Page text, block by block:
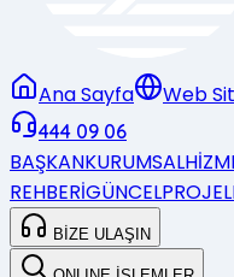
Ana Sayfa Web
444 09 06
BAŞKANKURUMSAL
REHBERİGÜNCEL
BİZE ULAŞIN